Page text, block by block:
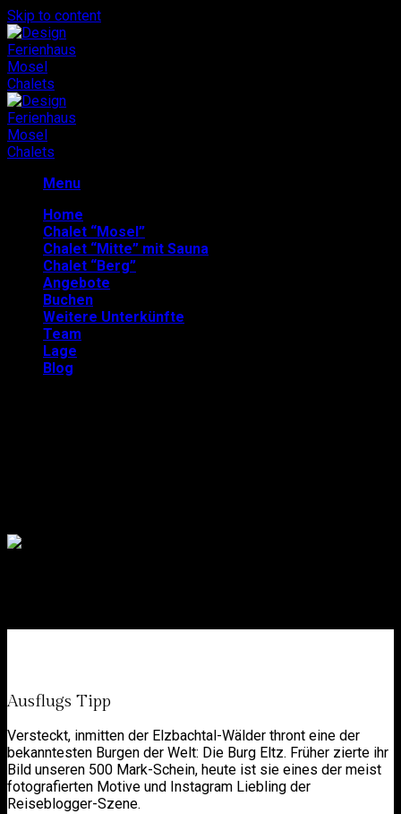
Skip to content
Menu
Home
Chalet “Mosel”
Chalet “Mitte” mit Sauna
Chalet “Berg”
Angebote
Buchen
Weitere Unterkünfte
Team
Lage
Blog
Ausflugs Tipp
Versteckt, inmitten der Elzbachtal-Wälder thront eine der
bekanntesten Burgen der Welt: Die Burg Eltz. Früher zierte ihr
Bild unseren 500 Mark-Schein, heute ist sie eines der meist
fotografierten Motive und Instagram Liebling der
Reiseblogger-Szene.